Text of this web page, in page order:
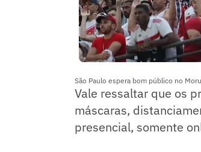
São Paulo espera bom público no
Vale ressaltar que os
máscaras,
presencial, somente